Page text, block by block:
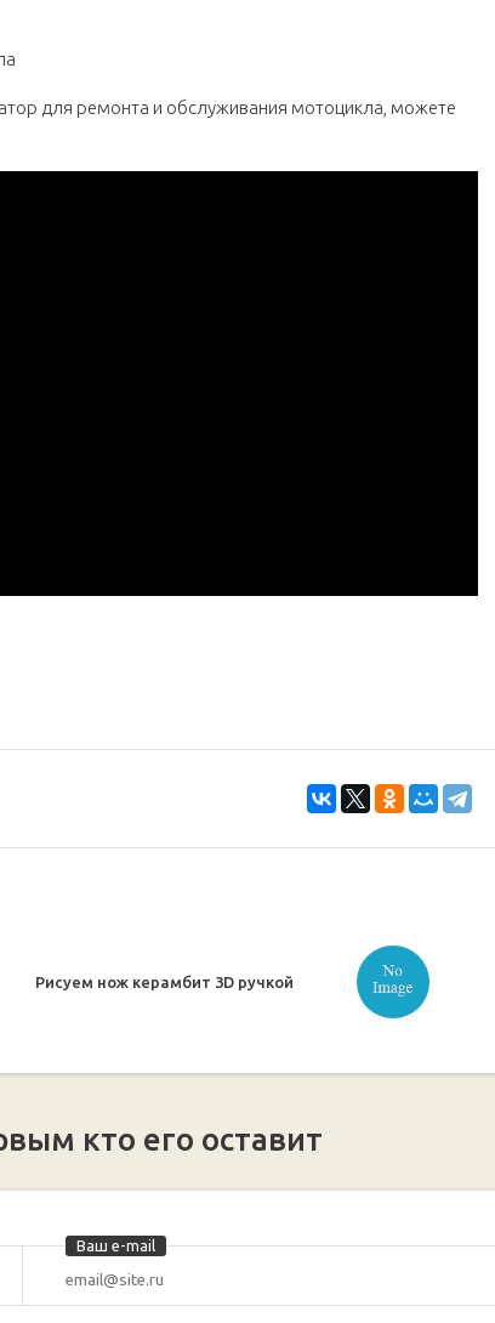
для ремонта и обслуживания мотоцикла, можете
Рисуем нож керамбит 3D ручкой
кто его оставит
Ваш e-mail